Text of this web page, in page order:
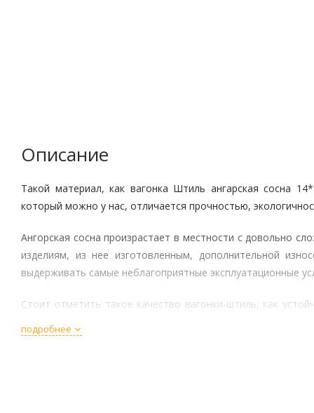
Описание
Такой материал, как вагонка Штиль ангарская сосна
который можно у нас, отличается прочностью,
Ангорская сосна произрастает в местности с довольно
изделиям, из нее изготовленным, дополнительной
выдерживать самые неблагоприятные эксплуатационные
Стоит отметить такое качество вагонки-штиль, как
Тому способствует наличие в материале природных
от поражения плесенью и грибками, насекомыми-
подробнее